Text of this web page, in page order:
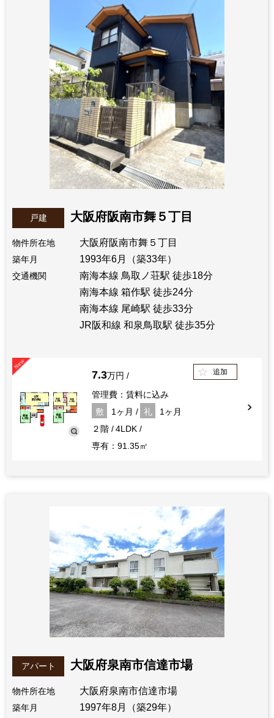
戸建 大阪府阪南市舞５丁目
物件所在地 大阪府阪南市舞５丁目
築年月 1993年6月（築33年）
交通機関
南海本線 鳥取ノ荘駅 徒歩18分
南海本線 箱作駅 徒歩24分
南海本線 尾崎駅 徒歩33分
JR阪和線 和泉鳥取駅 徒歩35分
7.3万円
管理費：賃料に込み
敷
1ヶ月 礼
1ヶ月
２階
4LDK
専有：91.35㎡
追加
アパート 大阪府泉南市信達市場
物件所在地 大阪府泉南市信達市場
築年月 1997年8月（築29年）